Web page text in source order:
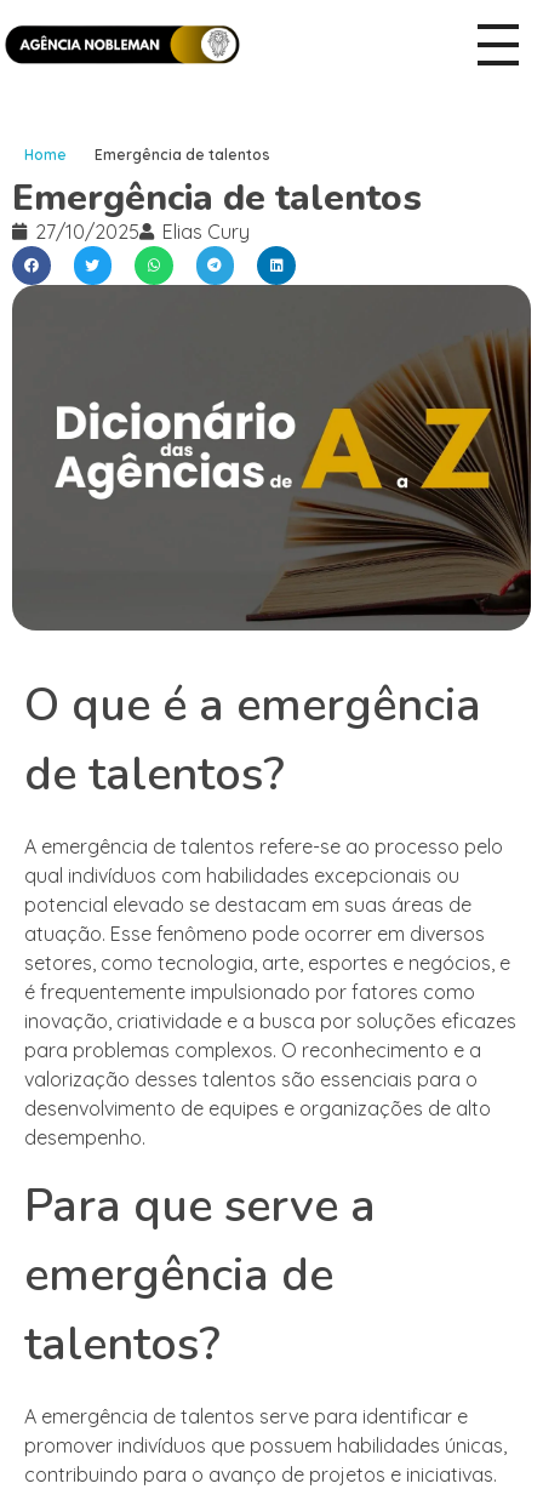
Home Emergência de talentos
Emergência de talentos
27/10/2025 Elias Cury
O que é a emergência
de talentos?
A emergência de talentos refere-se ao processo pelo
qual indivíduos com habilidades excepcionais ou
potencial elevado se destacam em suas áreas de
atuação. Esse fenômeno pode ocorrer em diversos
setores, como tecnologia, arte, esportes e negócios, e
é frequentemente impulsionado por fatores como
inovação, criatividade e a busca por soluções eficazes
para problemas complexos. O reconhecimento e a
valorização desses talentos são essenciais para o
desenvolvimento de equipes e organizações de alto
desempenho.
Para que serve a
emergência de
talentos?
A emergência de talentos serve para identificar e
promover indivíduos que possuem habilidades únicas,
contribuindo para o avanço de projetos e iniciativas.